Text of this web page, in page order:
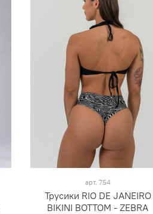
арт. 754
Трусики RIO DE JANEIRO
BIKINI BOTTOM - ZEBRA